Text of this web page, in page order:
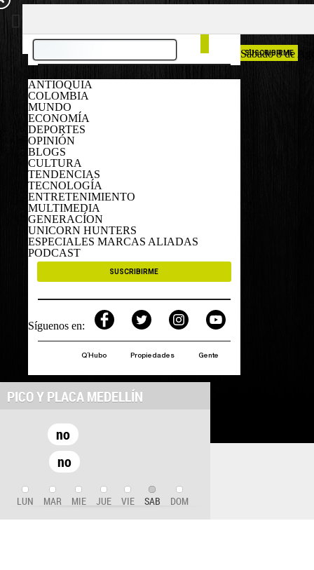
ANTIOQUIA
COLOMBIA
MUNDO
ECONOMÍA
DEPORTES
OPINIÓN
BLOGS
CULTURA
TENDENCIAS
TECNOLOGÍA
ENTRETENIMIENTO
MULTIMEDIA
GENERACÍON
UNICORN HUNTERS
ESPECIALES MARCAS ALIADAS
PODCAST
SUSCRIBIRME
Síguenos en:
Q´Hubo Propiedades Gente
Sábado 8 de
SUSCRIBIRME
PICO Y PLACA MEDELLÍN
no
no
LUN MAR MIE JUE VIE SAB DOM